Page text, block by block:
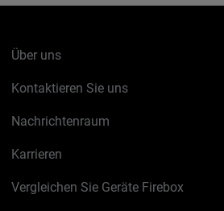
Über uns
Kontaktieren Sie uns
Nachrichtenraum
Karrieren
Vergleichen Sie Geräte Firebox